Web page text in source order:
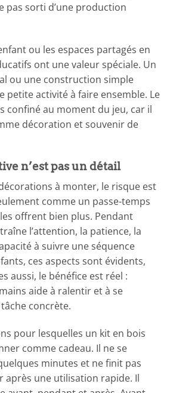
pas sorti d’une production
ou les espaces partagés en
ont une valeur spéciale. Un
ou une construction simple
petite activité à faire ensemble. Le
confiné au moment du jeu, car il
décoration et souvenir de
n’est pas un détail
à monter, le risque est
comme un passe-temps
offrent bien plus. Pendant
l’attention, la patience, la
à suivre une séquence
ces aspects sont évidents,
aussi, le bénéfice est réel :
aide à ralentir et à se
concrète.
pour lesquelles un kit en bois
comme cadeau. Il ne se
minutes et ne finit pas
après une utilisation rapide. Il